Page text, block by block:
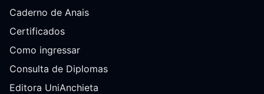
Caderno de Anais
Certificados
Como ingressar
Consulta de Diplomas
Editora UniAnchieta